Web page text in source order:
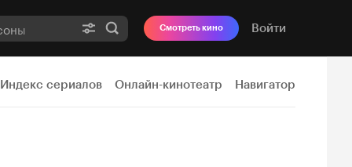
Смотреть кино Войти
Индекс сериалов Онлайн-кинотеатр Навигатор